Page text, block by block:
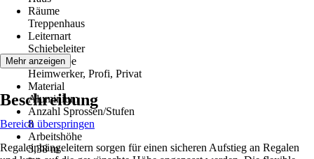
Räume
Treppenhaus
Leiternart
Schiebeleiter
Zielgruppe
Heimwerker, Profi, Privat
Material
Aluminium
Anzahl Sprossen/Stufen
8
Arbeitshöhe
3,38 m
Mehr anzeigen
Beschreibung
Bereich überspringen
Regaleinhängeleitern sorgen für einen sicheren Aufstieg an Regalen